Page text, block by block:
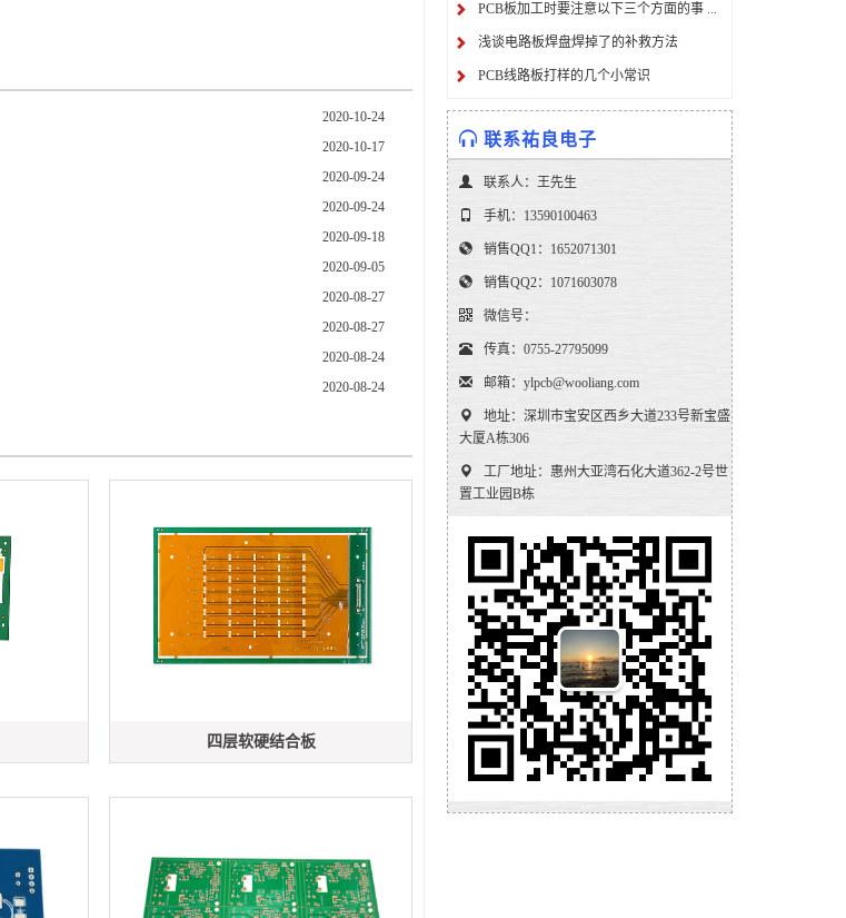
2020-10-24
2020-10-17
2020-09-24
2020-09-24
2020-09-18
2020-09-05
2020-08-27
2020-08-27
2020-08-24
2020-08-24
四层软硬结合板
PCB板加工时要注意以下三个方面的事 ...
浅谈电路板焊盘焊掉了的补救方法
PCB线路板打样的几个小常识
联系祐良电子
联系人：王先生
手机：13590100463
销售QQ1：1652071301
销售QQ2：1071603078
微信号：
传真：0755-27795099
邮箱：ylpcb@wooliang.com
地址：深圳市宝安区西乡大道233号新宝盛
大厦A栋306
工厂地址：惠州大亚湾石化大道362-2号世
置工业园B栋